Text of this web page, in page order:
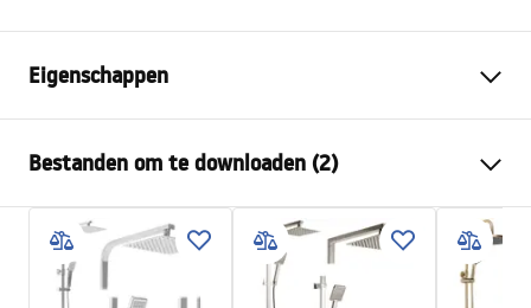
Eigenschappen
Kleur
Geborsteld koper
Type cabine
Inloop
De kleur van het glas
Grijs 8mm
Seria
Flexi
Bestanden om te downloaden (2)
Veiligheidsinformatie
WARUNKI BEZPIECZENSTWA KABINY DRZWI
PARAWANY.pdf